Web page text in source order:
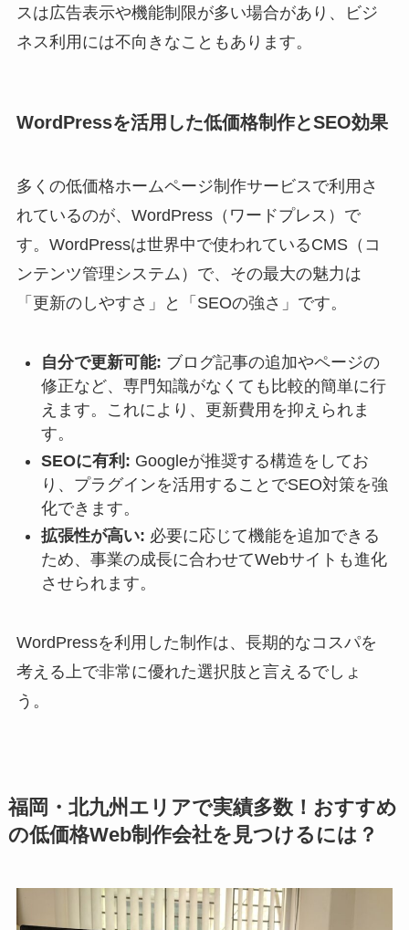
スは広告表示や機能制限が多い場合があり、ビジ
ネス利用には不向きなこともあります。
WordPressを活用した低価格制作とSEO効果
多くの低価格ホームページ制作サービスで利用さ
れているのが、WordPress（ワードプレス）で
す。WordPressは世界中で使われているCMS（コ
ンテンツ管理システム）で、その最大の魅力は
「更新のしやすさ」と「SEOの強さ」です。
自分で更新可能: ブログ記事の追加やページの
修正など、専門知識がなくても比較的簡単に行
えます。これにより、更新費用を抑えられま
す。
SEOに有利: Googleが推奨する構造をしてお
り、プラグインを活用することでSEO対策を強
化できます。
拡張性が高い: 必要に応じて機能を追加できる
ため、事業の成長に合わせてWebサイトも進化
させられます。
WordPressを利用した制作は、長期的なコスパを
考える上で非常に優れた選択肢と言えるでしょ
う。
福岡・北九州エリアで実績多数！おすすめ
の低価格Web制作会社を見つけるには？